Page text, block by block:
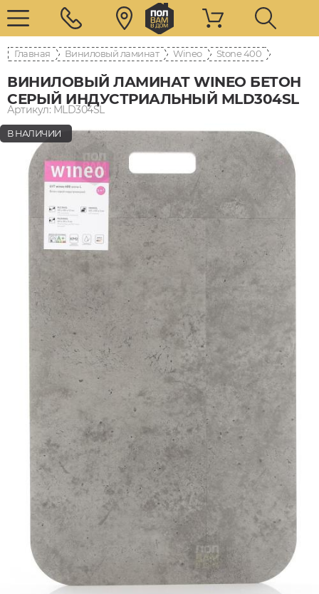
Главная Виниловый ламинат Wineo 400 Stone
ВИНИЛОВЫЙ ЛАМИНАТ WINEO БЕТОН
СЕРЫЙ ИНДУСТРИАЛЬНЫЙ MLD304SL
Артикул: MLD304SL
В НАЛИЧИИ